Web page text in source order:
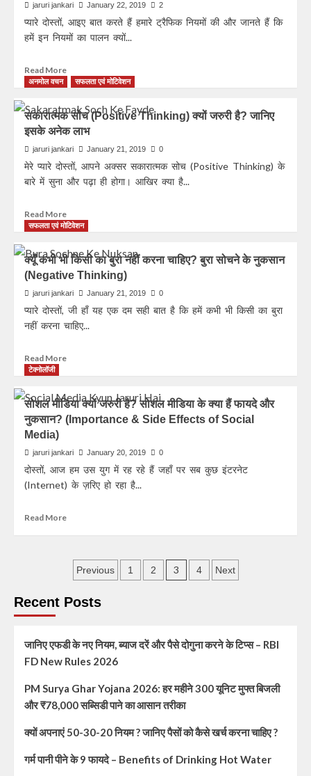
jaruri jankari January 22, 2019 2
प्यारे दोस्तों, आइए बात करते हैं हमारे ट्रैफिक नियमों की और जानते हैं कि
हमें इन नियमों का पालन क्यों...
Read More
अनमोल वचन सफलता एवं मोटिवेशन
सकारात्मक सोच (Positive Thinking) क्यों जरुरी है? जानिए
इसके अनेक लाभ
jaruri jankari January 21, 2019 0
मेरे प्यारे दोस्तों, आपने अक्सर सकारात्मक सोच (Positive Thinking) के
बारे में सुना और पढ़ा ही होगा। आखिर क्या है...
Read More
सफलता एवं मोटिवेशन
क्यूँ कभी भी किसी का बुरा नहीं करना चाहिए? बुरा सोचने के नुकसान
(Negative Thinking)
jaruri jankari January 21, 2019 0
प्यारे दोस्तों, जी हाँ यह एक दम सही बात है कि हमें कभी भी किसी का बुरा
नहीं करना चाहिए...
Read More
टेक्नोलॉजी
सोशल मीडिया क्यों जरुरी है? सोशल मीडिया के क्या हैं फायदे और
नुकसान? (Importance & Side Effects of Social
Media)
jaruri jankari January 20, 2019 0
दोस्तों, आज हम उस युग में रह रहे हैं जहाँ पर सब कुछ इंटरनेट
(Internet) के ज़रिए हो रहा है...
Read More
Previous 1 2 3 4 Next
Recent Posts
जानिए एफडी के नए नियम, ब्याज दरें और पैसे दोगुना करने के टिप्स – RBI
FD New Rules 2026
PM Surya Ghar Yojana 2026: हर महीने 300 यूनिट मुफ्त बिजली
और ₹78,000 सब्सिडी पाने का आसान तरीका
क्यों अपनाएं 50-30-20 नियम ? जानिए पैसों को कैसे खर्च करना चाहिए ?
गर्म पानी पीने के 9 फायदे – Benefits of Drinking Hot Water